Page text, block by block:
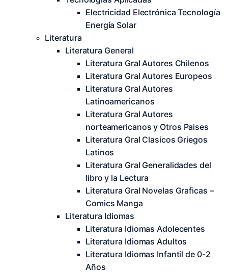
Electricidad Electrónica Tecnología
Energía Solar
Literatura
Literatura General
Literatura Gral Autores Chilenos
Literatura Gral Autores Europeos
Literatura Gral Autores
Latinoamericanos
Literatura Gral Autores
norteamericanos y Otros Paises
Literatura Gral Clasicos Griegos
Latinos
Literatura Gral Generalidades del
libro y la Lectura
Literatura Gral Novelas Graficas –
Comics Manga
Literatura Idiomas
Literatura Idiomas Adolecentes
Literatura Idiomas Adultos
Literatura Idiomas Infantil de 0-2
Años